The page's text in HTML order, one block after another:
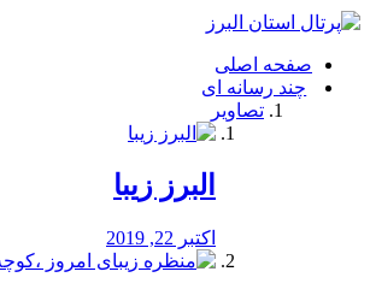
فصد
شرق
تهران
خشکشویی
صفحه اصلی
چند رسانه ای
تصاویر
البرز زیبا
اکتبر 22, 2019